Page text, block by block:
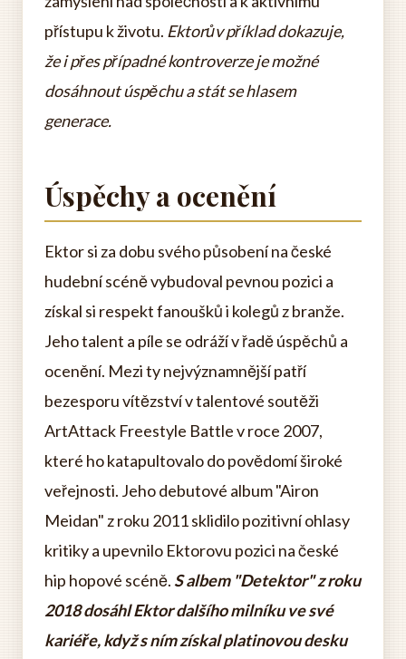
přístupu k životu. Ektorův příklad dokazuje,
že i přes případné kontroverze je možné
dosáhnout úspěchu a stát se hlasem
generace.
Úspěchy a ocenění
Ektor si za dobu svého působení na české
hudební scéně vybudoval pevnou pozici a
získal si respekt fanoušků i kolegů z branže.
Jeho talent a píle se odráží v řadě úspěchů a
ocenění. Mezi ty nejvýznamnější patří
bezesporu vítězství v talentové soutěži
ArtAttack Freestyle Battle v roce 2007,
které ho katapultovalo do povědomí široké
veřejnosti. Jeho debutové album "Airon
Meidan" z roku 2011 sklidilo pozitivní ohlasy
kritiky a upevnilo Ektorovu pozici na české
hip hopové scéně. S albem "Detektor" z roku
2018 dosáhl Ektor dalšího milníku ve své
kariéře, když s ním získal platinovou desku